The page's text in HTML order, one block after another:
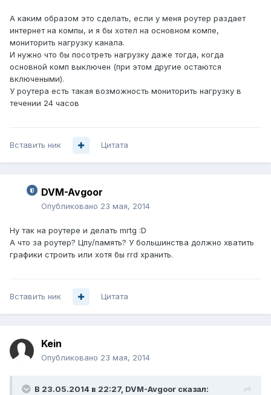
А каким образом это сделать, если у меня роутер раздает
интернет на компы, и я бы хотел на основном компе,
мониторить нагрузку канала.
И нужно что бы посотреть нагрузку даже тогда, когда
основной комп выключен (при этом другие остаются
включеными).
У роутера есть такая возможность мониторить нагрузку в
течении 24 часов
Вставить ник Цитата
DVM-Avgoor
Опубликовано 23 мая, 2014
Ну так на роутере и делать mrtg :D
А что за роутер? Цпу/память? У большинства должно хватить
графики строить или хотя бы rrd хранить.
Вставить ник Цитата
Kein
Опубликовано 23 мая, 2014
В 23.05.2014 в 22:27, DVM-Avgoor сказал: